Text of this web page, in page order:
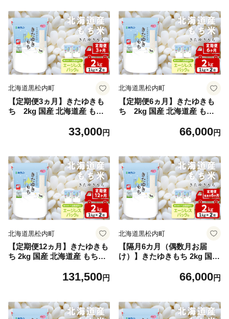
北海道黒松内町
【定期便3ヵ月】きたゆきも
ち 2kg 国産 北海道産 もち
33,000円
北海道黒松内町
【定期便6ヵ月】きたゆきも
ち 2kg 国産 北海道産 もち
66,000円
北海道黒松内町
【定期便12ヵ月】きたゆきも
ち 2kg 国産 北海道産 もち米
131,500円
北海道黒松内町
【隔月6カ月（偶数月お届
け）】きたゆきもち 2kg 国産
66,000円